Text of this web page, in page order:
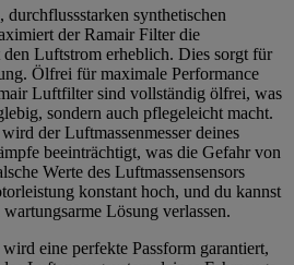
synthetischen
der Ramair Filter die
Luftstrom erheblich. Dies sorgt für
Ölfrei für maximale Performance
Luftfilter sind vollständig ölfrei, was
sondern auch pflegeleicht macht.
der Luftmassenmesser deines
beeinträchtigt, was die Gefahr von
Werte des Luftmassensensors
konstant hoch, und du kannst
Lösung verlassen.
eine perfekte Passform garantiert,